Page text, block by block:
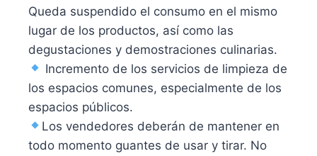
Queda suspendido el consumo en el mismo
lugar de los productos, así como las
degustaciones y demostraciones culinarias.
Incremento de los servicios de limpieza de
los espacios comunes, especialmente de los
espacios públicos.
Los vendedores deberán de mantener en
todo momento guantes de usar y tirar. No